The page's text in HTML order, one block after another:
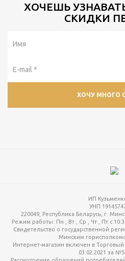
ХОЧЕШЬ
СКИДКИ
ИП
УНП
220049, Республика Беларусь, г.
Режим работы: Пн , Вт , Ср , Чт , Пт c
Свидетельство о государственной
Минским
Интернет-магазин включен в Торговый
03.02.2021 за